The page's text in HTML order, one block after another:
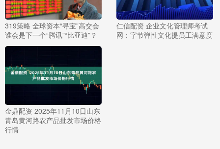
319策略 全球资本“寻宝”高交会
谁会是下一个“腾讯”“比亚迪”？
仁信配资 企业文化管理师考试
网：字节弹性文化提员工满意度
金鼎配资 2025年11月10日山东
青岛黄河路农产品批发市场价格
行情